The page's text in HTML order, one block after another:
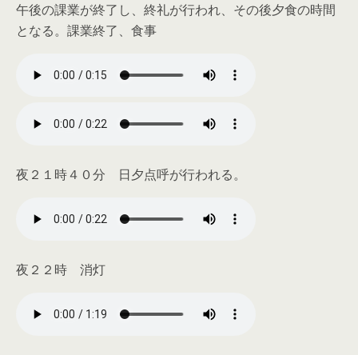
午後の課業が終了し、終礼が行われ、その後夕食の時間
となる。課業終了、食事
夜２１時４０分 日夕点呼が行われる。
夜２２時 消灯